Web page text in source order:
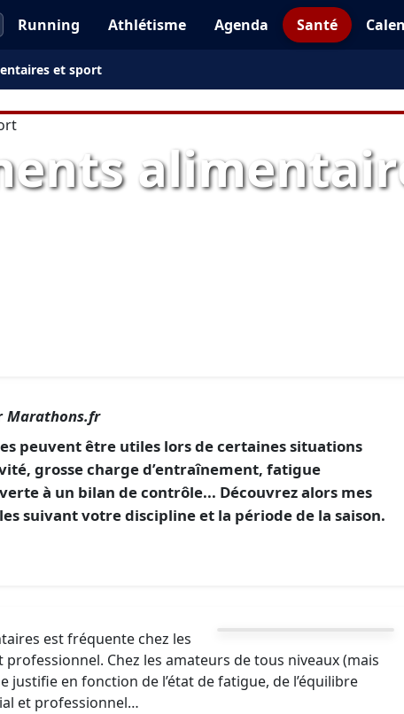
Running Athlétisme Agenda Santé
et sport
Marathons.fr
peuvent être utiles lors de certaines situations
grosse charge d’entraînement, fatigue
à un bilan de contrôle... Découvrez alors mes
suivant votre discipline et la période de la saison.
est fréquente chez les
Chez les amateurs de tous niveaux (mais
justifie en fonction de l’état de fatigue, de l’équilibre
et professionnel…